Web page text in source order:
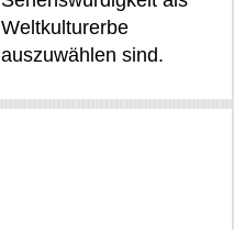
Weltkulturerbe
auszuwählen sind.